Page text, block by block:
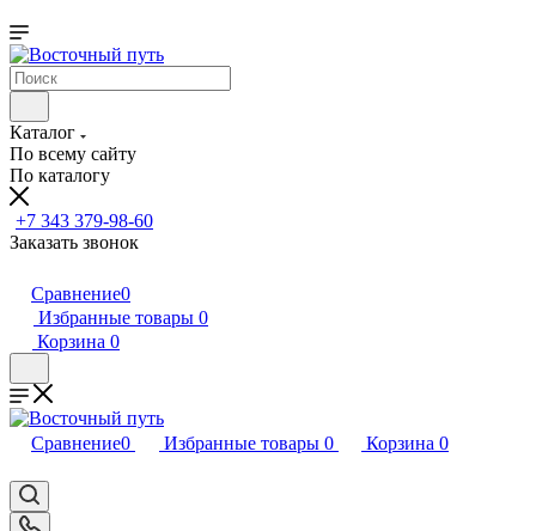
Каталог
По всему сайту
По каталогу
+7 343 379-98-60
Заказать звонок
Сравнение0
Избранные товары 0
Корзина 0
Сравнение0 Избранные товары 0 Корзина 0